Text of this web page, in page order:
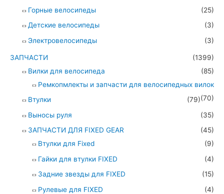
Горные велосипеды
(25)
Детские велосипеды
(3)
Электровелосипеды
(3)
ЗАПЧАСТИ
(1399)
Вилки для велосипеда
(85)
Ремкопмлекты и запчасти для велосипедных вилок
(70)
Втулки
(79)
Выносы руля
(35)
ЗАПЧАСТИ ДЛЯ FIXED GEAR
(45)
Втулки для Fixed
(9)
Гайки для втулки FIXED
(4)
Задние звезды для FIXED
(15)
Рулевые для FIXED
(4)